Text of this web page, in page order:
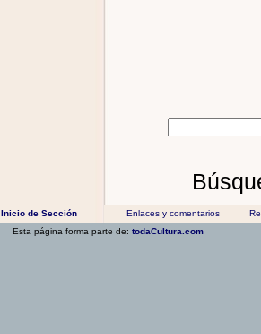
Inicio de Sección Enlaces y comentarios
Esta página forma parte de: todaCultura.com